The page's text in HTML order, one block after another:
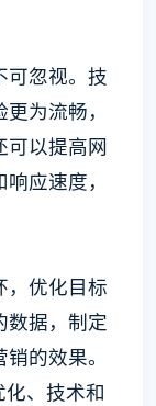
可忽视。技
为流畅，
可以提高网
应速度，
，优化目标
数据，制定
的效果。
、技术和